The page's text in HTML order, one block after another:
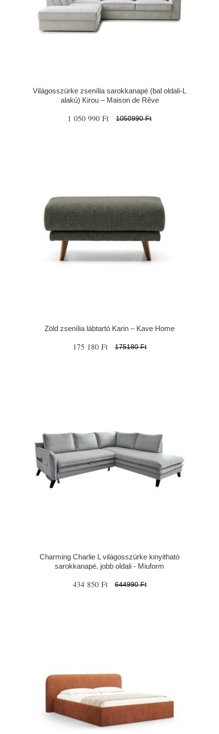
Világosszürke zsenília sarokkanapé (bal oldali-L
alakú) Kirou – Maison de Rêve
1 050 990 Ft 1050990 Ft
Zöld zsenília lábtartó Karin – Kave Home
175 180 Ft 175180 Ft
Charming Charlie L világosszürke kinyitható
sarokkanapé, jobb oldali - Miuform
434 850 Ft 644990 Ft